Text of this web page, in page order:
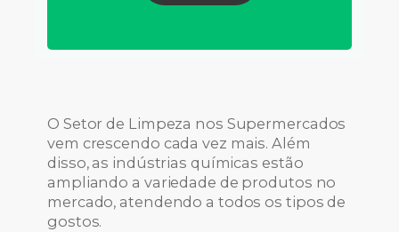
O Setor de Limpeza nos Supermercados
vem crescendo cada vez mais. Além
disso, as indústrias químicas estão
ampliando a variedade de produtos no
mercado, atendendo a todos os tipos de
gostos.